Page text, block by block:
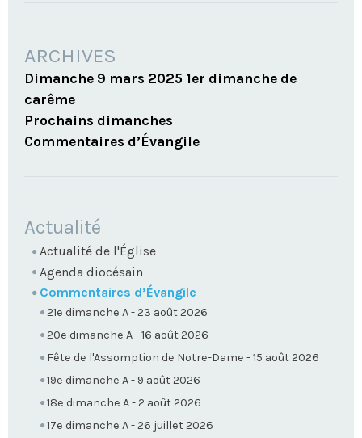
ARCHIVES
Dimanche 9 mars 2025 1er dimanche de
carême
Prochains dimanches
Commentaires d’Évangile
NAVIGATION
Actualité
Actualité de l'Église
Agenda diocésain
Commentaires d’Évangile
21e dimanche A - 23 août 2026
20e dimanche A - 16 août 2026
Fête de l'Assomption de Notre-Dame - 15 août 2026
19e dimanche A - 9 août 2026
18e dimanche A - 2 août 2026
17e dimanche A - 26 juillet 2026